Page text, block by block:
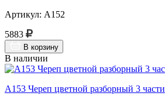
Артикул: А152
5883
В корзину
В наличии
А153 Череп цветной разборный 3 части